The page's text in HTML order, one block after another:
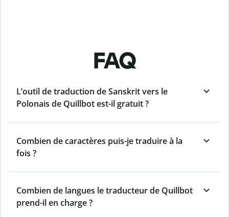
FAQ
L’outil de traduction de Sanskrit vers le
Polonais de Quillbot est-il gratuit ?
Combien de caractères puis-je traduire à la
fois ?
Combien de langues le traducteur de Quillbot
prend-il en charge ?